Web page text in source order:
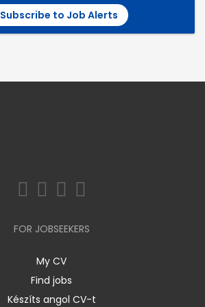
Subscribe to Job Alerts
FOR JOBSEEKERS
My CV
Find jobs
Készíts angol CV-t